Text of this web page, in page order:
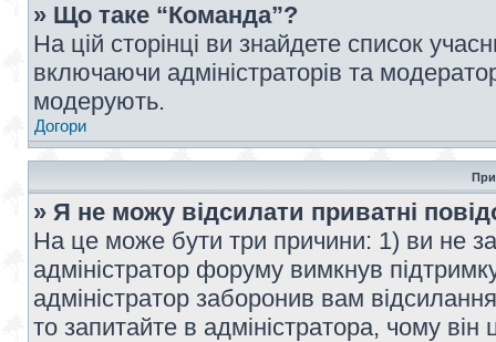
» Що таке “Команда”?
На цій сторінці ви знайдете список
включаючи адміністраторів та
модерують.
Догори
» Я не можу відсилати приватні
На це може бути три причини: 1) ви не
адміністратор форуму вимкнув
адміністратор заборонив вам
то запитайте в адміністратора, чому він